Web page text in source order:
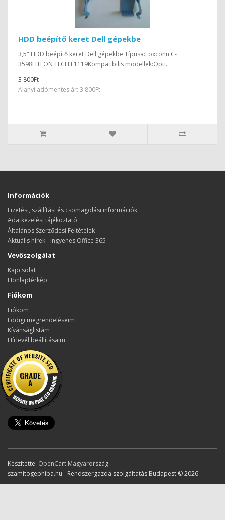
HDD beépítő keret Dell gépekbe
3,5" HDD beépítő keret Dell gépekbe Típusa:Foxconn C-
3598LITEON TECH.F1119Kompatibilis modellek:Opti..
3 800Ft
Alanyi adómentes ár: 3 800Ft
Információk
Fizetési, szállítási és csomagolási információk
Adatkezelési tájékoztató
Általános Szerződési Feltételek
Aktuális hírek - ingyenes Office 365
Vevőszolgálat
Kapcsolat
Honlaptérkép
Fiókom
Fiókom
Eddigi megrendeléseim
Kívánságlistám
Hírlevél beállításaim
Készítette: OpenCart Magyarország
szamitogephiba.hu - Rendszergazda szolgáltatás Budapest © 2026